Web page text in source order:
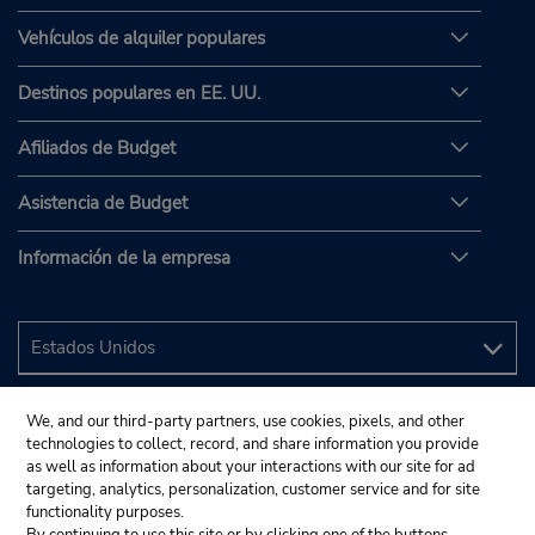
Vehículos de alquiler populares
Destinos populares en EE. UU.
Afiliados de Budget
Asistencia de Budget
Información de la empresa
We, and our third-party partners, use cookies, pixels, and other
technologies to collect, record, and share information you provide
as well as information about your interactions with our site for ad
targeting, analytics, personalization, customer service and for site
functionality purposes.